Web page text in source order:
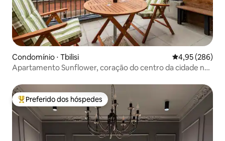
Condomínio ⋅ Tbilisi 4,95 de uma
4,95 (286)
Apartamento Sunflower, coração do centro da cidade na
Entre os melhores preferidos dos hóspedes
Preferido dos hóspedes